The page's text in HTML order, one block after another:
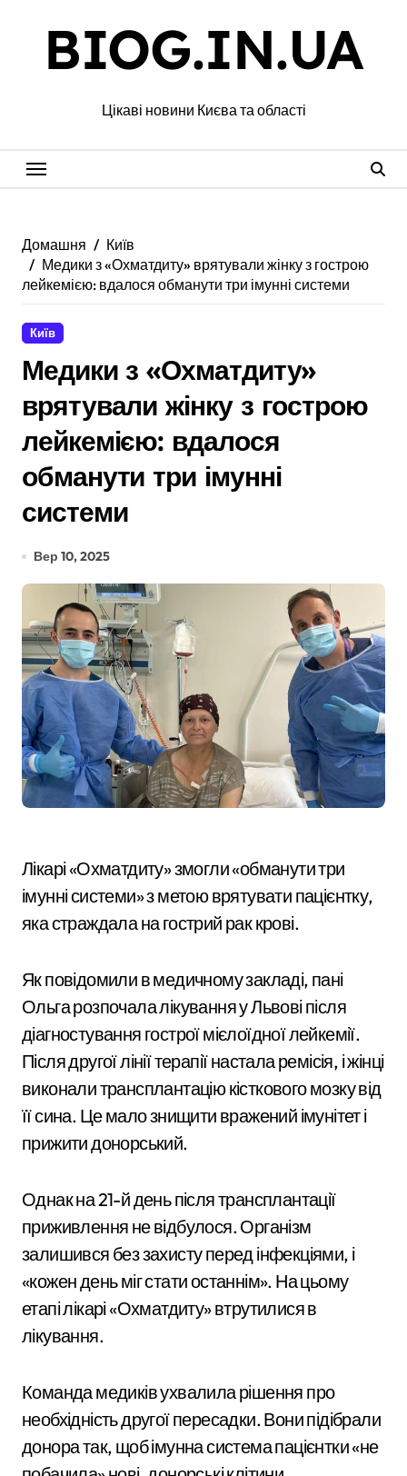
BIOG.IN.UA
Цікаві новини Києва та області
Домашня
Київ
Медики з «Охматдиту» врятували жінку з гострою
лейкемією: вдалося обманути три імунні системи
Київ
Медики з «Охматдиту»
врятували жінку з гострою
лейкемією: вдалося
обманути три імунні
системи
Вер 10, 2025
Лікарі «Охматдиту» змогли «обманути три
імунні системи» з метою врятувати пацієнтку,
яка страждала на гострий рак крові.
Як повідомили в медичному закладі, пані
Ольга розпочала лікування у Львові після
діагностування гострої мієлоїдної лейкемії.
Після другої лінії терапії настала ремісія, і жінці
виконали трансплантацію кісткового мозку від
її сина. Це мало знищити вражений імунітет і
прижити донорський.
Однак на 21-й день після трансплантації
приживлення не відбулося. Організм
залишився без захисту перед інфекціями, і
«кожен день міг стати останнім». На цьому
етапі лікарі «Охматдиту» втрутилися в
лікування.
Команда медиків ухвалила рішення про
необхідність другої пересадки. Вони підібрали
донора так, щоб імунна система пацієнтки «не